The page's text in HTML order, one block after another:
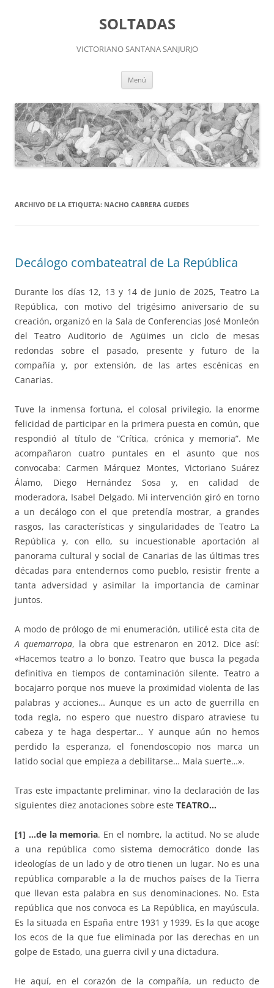
SOLTADAS
VICTORIANO SANTANA SANJURJO
Menú
ARCHIVO DE LA ETIQUETA: NACHO CABRERA GUEDES
Decálogo combateatral de La República
Durante los días 12, 13 y 14 de junio de 2025, Teatro La
República, con motivo del trigésimo aniversario de su
creación, organizó en la Sala de Conferencias José Monleón
del Teatro Auditorio de Agüimes un ciclo de mesas
redondas sobre el pasado, presente y futuro de la
compañía y, por extensión, de las artes escénicas en
Canarias.
Tuve la inmensa fortuna, el colosal privilegio, la enorme
felicidad de participar en la primera puesta en común, que
respondió al título de “Crítica, crónica y memoria”. Me
acompañaron cuatro puntales en el asunto que nos
convocaba: Carmen Márquez Montes, Victoriano Suárez
Álamo, Diego Hernández Sosa y, en calidad de
moderadora, Isabel Delgado. Mi intervención giró en torno
a un decálogo con el que pretendía mostrar, a grandes
rasgos, las características y singularidades de Teatro La
República y, con ello, su incuestionable aportación al
panorama cultural y social de Canarias de las últimas tres
décadas para entendernos como pueblo, resistir frente a
tanta adversidad y asimilar la importancia de caminar
juntos.
A modo de prólogo de mi enumeración, utilicé esta cita de
A quemarropa, la obra que estrenaron en 2012. Dice así:
«Hacemos teatro a lo bonzo. Teatro que busca la pegada
definitiva en tiempos de contaminación silente. Teatro a
bocajarro porque nos mueve la proximidad violenta de las
palabras y acciones… Aunque es un acto de guerrilla en
toda regla, no espero que nuestro disparo atraviese tu
cabeza y te haga despertar… Y aunque aún no hemos
perdido la esperanza, el fonendoscopio nos marca un
latido social que empieza a debilitarse… Mala suerte…».
Tras este impactante preliminar, vino la declaración de las
siguientes diez anotaciones sobre este TEATRO…
[1] …de la memoria. En el nombre, la actitud. No se alude
a una república como sistema democrático donde las
ideologías de un lado y de otro tienen un lugar. No es una
república comparable a la de muchos países de la Tierra
que llevan esta palabra en sus denominaciones. No. Esta
república que nos convoca es La República, en mayúscula.
Es la situada en España entre 1931 y 1939. Es la que acoge
los ecos de la que fue eliminada por las derechas en un
golpe de Estado, una guerra civil y una dictadura.
He aquí, en el corazón de la compañía, un reducto de